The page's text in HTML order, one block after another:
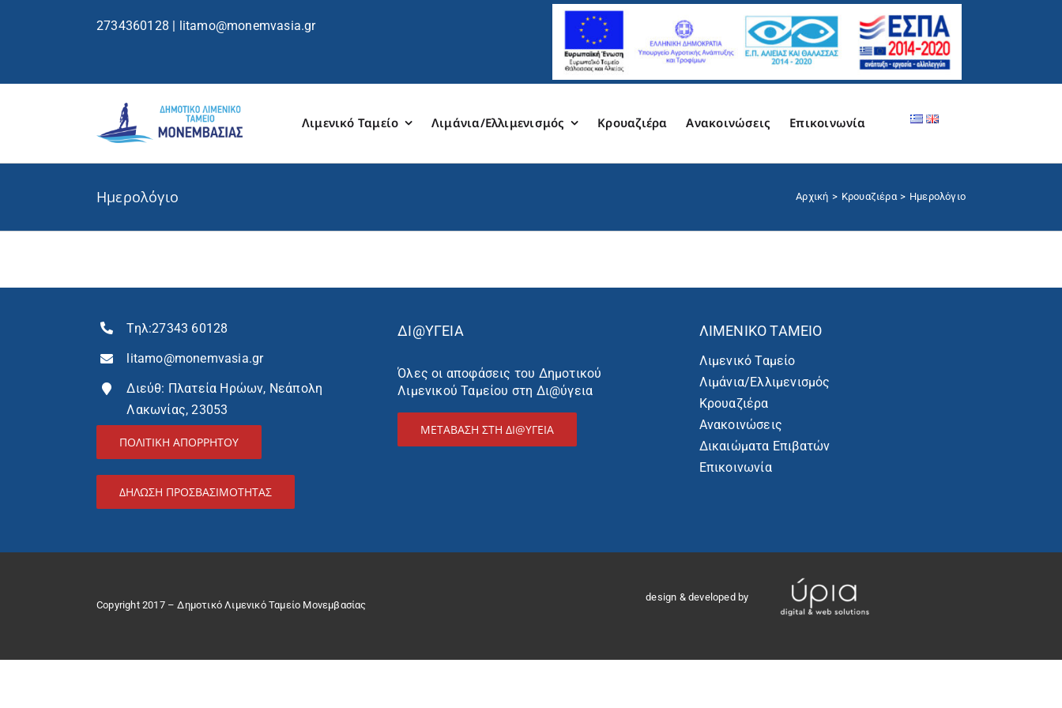
2734360128 | litamo@monemvasia.gr
Λιμενικό Ταμείο Λιμάνια/Ελλιμενισμός Κρουαζιέρα Ανακοινώσεις Επικοινωνία
Ημερολόγιο Αρχική Κρουαζιέρα Ημερολόγιο
Τηλ:27343 60128
litamo@monemvasia.gr
Διεύθ: Πλατεία Ηρώων, Νεάπολη
Λακωνίας, 23053
ΠΟΛΙΤΙΚΗ ΑΠΟΡΡΗΤΟΥ
ΔΉΛΩΣΗ ΠΡΟΣΒΑΣΙΜΌΤΗΤΑΣ
ΔΙ@ΥΓΕΙΑ
Όλες οι αποφάσεις του Δημοτικού
Λιμενικού Ταμείου στη Δι@ύγεια
ΜΕΤΑΒΑΣΗ ΣΤΗ ΔΙ@ΥΓΕΙΑ
ΛΙΜΕΝΙΚΌ ΤΑΜΕΊΟ
Λιμενικό Ταμείο
Λιμάνια/Ελλιμενισμός
Κρουαζιέρα
Ανακοινώσεις
Δικαιώματα Επιβατών
Επικοινωνία
Copyright 2017 – Δημοτικό Λιμενικό Ταμείο Μονεμβασίας
design & developed by